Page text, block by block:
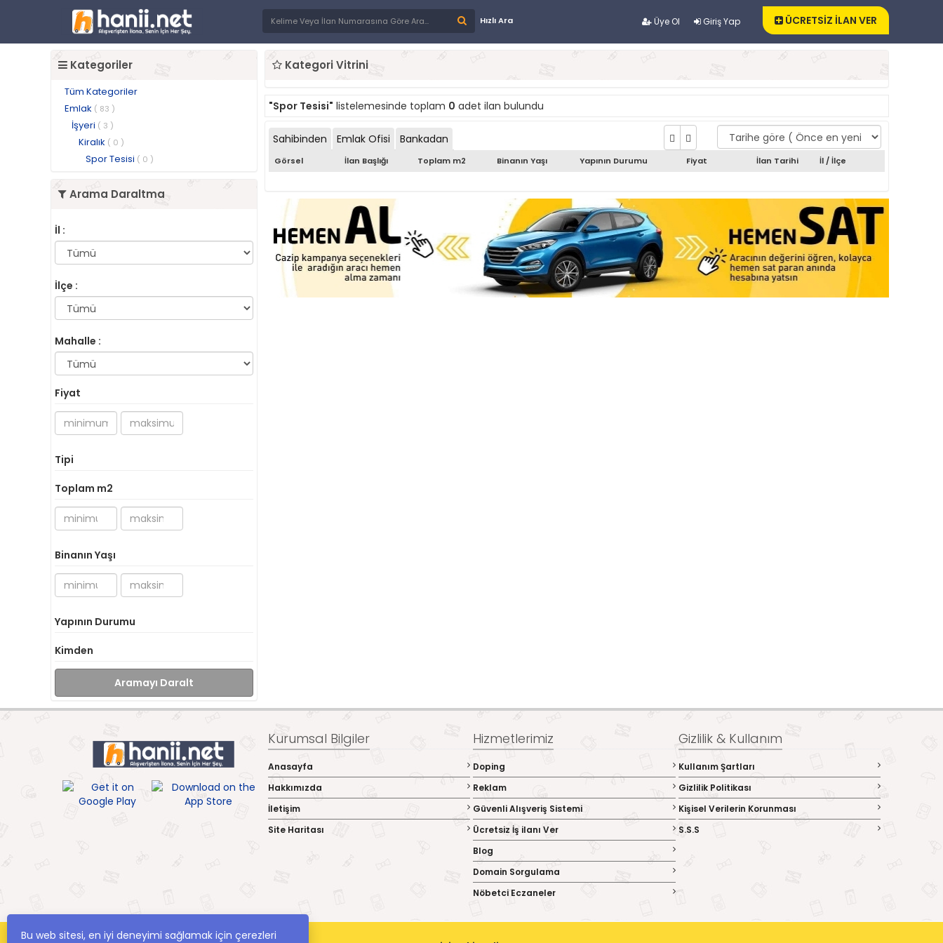
Üye Ol Giriş Yap
Hızlı Ara ÜCRETSİZ İLAN VER
Kategoriler
Tüm Kategoriler
Emlak ( 83 )
İşyeri ( 3 )
Kiralık ( 0 )
Spor Tesisi ( 0 )
Arama Daraltma
İl :
İlçe :
Mahalle :
Fiyat
Tipi
Toplam m2
Binanın Yaşı
Yapının Durumu
Kimden
Aramayı Daralt
Kategori Vitrini
"Spor Tesisi" listelemesinde toplam 0 adet ilan bulundu
Sahibinden Emlak Ofisi Bankadan
Görsel İlan Başlığı Toplam m2 Binanın Yaşı Yapının Durumu Fiyat İlan Tarihi İl / İlçe
Kurumsal Bilgiler
Anasayfa
Hakkımızda
İletişim
Site Haritası
Hizmetlerimiz
Doping
Reklam
Güvenli Alışveriş Sistemi
Ücretsiz İş ilanı Ver
Blog
Domain Sorgulama
Nöbetci Eczaneler
Gizlilik & Kullanım
Kullanım Şartları
Gizlilik Politikası
Kişisel Verilerin Korunması
S.S.S
Bu web sitesi, en iyi deneyimi sağlamak için çerezleri